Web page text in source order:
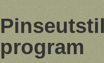
program